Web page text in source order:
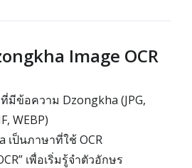
Image OCR
มีข้อความ Dzongkha (JPG,
WEBP)
เป็นภาษาที่ใช้ OCR
เพื่อเริ่มรู้จำตัวอักษร